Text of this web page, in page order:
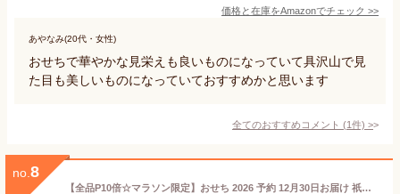
価格と在庫をAmazonでチェック >>
あやなみ(20代・女性)
おせちで華やかな見栄えも良いものになっていて具沢山で見
た目も美しいものになっていておすすめかと思います
全てのおすすめコメント (1件) >
no. 8
【全品P10倍☆マラソン限定】おせち 2026 予約 12月30日お届け 祇おん江口監修 葵 おせち 三段重＆華味鳥水炊きセット 和風 京風 3人 おせち料理 お節 宴会 パーティ グルメ お取り寄せ 送料無料 イセエビ 数の子 アワビ 鮑 特選 重箱 伊達巻 いくら 黒豆 サーモン 肉 楽天